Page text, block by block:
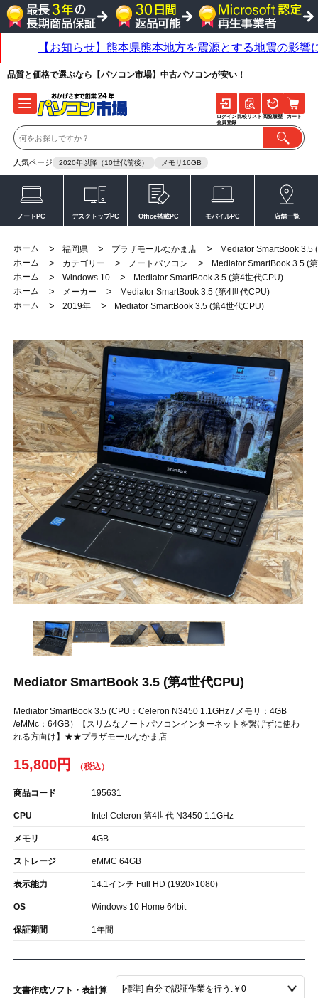
品質と価格で選ぶなら【パソコン市場】中古パソコンが安い！
人気ページ 2020年以降（10世代前後） メモリ16GB
ログイン
会員登録
比較リスト 閲覧履歴 カート
ノートPC デスクトップPC Office搭載PC モバイルPC 店舗一覧
ホーム > 福岡県 > プラザモールなかま店 >
Mediator SmartBook 3.5
ホーム
> カテゴリー > ノートパソコン >
Mediator SmartBook 3.5 (
ホーム
> Windows 10 >
Mediator SmartBook 3.5 (第4世代CPU)
ホーム
> メーカー >
Mediator SmartBook 3.5 (第4世代CPU)
ホーム
> 2019年 > Mediator SmartBook 3.5 (第4世代CPU)
Mediator SmartBook 3.5 (第4世代CPU)
Mediator SmartBook 3.5 (CPU：Celeron N3450 1.1GHz / メモリ：4GB
/eMMc：64GB）【スリムなノートパソコンインターネットを繋げずに使わ
れる方向け】★★プラザモールなかま店
15,800円
商品コード 195631
CPU Intel Celeron 第4世代 N3450 1.1GHz
メモリ 4GB
ストレージ eMMC 64GB
表示能力 14.1インチ Full HD (1920×1080)
OS Windows 10 Home 64bit
保証期間 1年間
文書作成ソフト・表計算